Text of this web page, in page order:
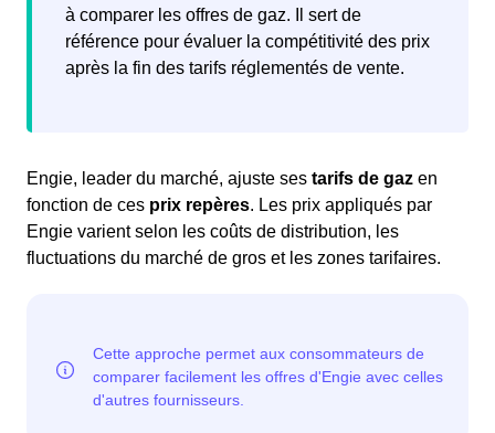
à comparer les offres de gaz. Il sert de
référence pour évaluer la compétitivité des prix
après la fin des tarifs réglementés de vente.
Engie, leader du marché, ajuste ses tarifs de gaz en
fonction de ces prix repères. Les prix appliqués par
Engie varient selon les coûts de distribution, les
fluctuations du marché de gros et les zones tarifaires.